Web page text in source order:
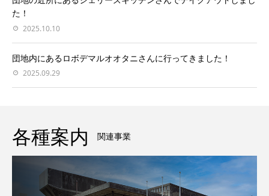
た！
2025.10.10
団地内にあるロボデマルオオタニさんに行ってきました！
2025.09.29
各種案内 関連事業